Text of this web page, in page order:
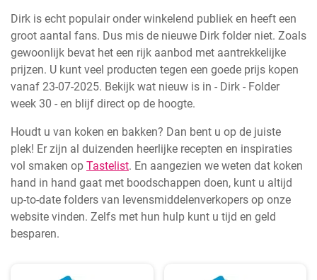
Dirk is echt populair onder winkelend publiek en heeft een
groot aantal fans. Dus mis de nieuwe Dirk folder niet. Zoals
gewoonlijk bevat het een rijk aanbod met aantrekkelijke
prijzen. U kunt veel producten tegen een goede prijs kopen
vanaf 23-07-2025. Bekijk wat nieuw is in - Dirk - Folder
week 30 - en blijf direct op de hoogte.
Houdt u van koken en bakken? Dan bent u op de juiste
plek! Er zijn al duizenden heerlijke recepten en inspiraties
vol smaken op Tastelist. En aangezien we weten dat koken
hand in hand gaat met boodschappen doen, kunt u altijd
up-to-date folders van levensmiddelenverkopers op onze
website vinden. Zelfs met hun hulp kunt u tijd en geld
besparen.